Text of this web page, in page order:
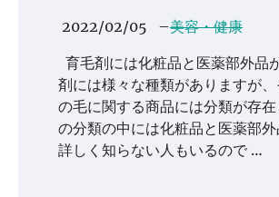
2022/02/05 –美容・健康
育毛剤には化粧品と医薬部外品
剤には様々な種類がありますが
の毛に関する商品には分類が存
の分類の中には化粧品と医薬部外
詳しく知らない人もいるので …